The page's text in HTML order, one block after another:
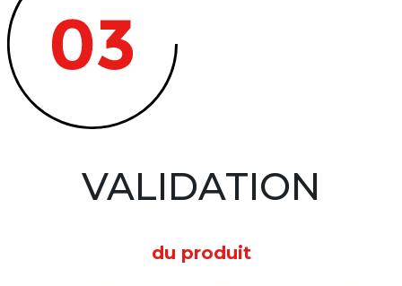
VALIDATION
du produit